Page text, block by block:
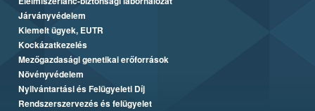
Járványvédelem
Kiemelt ügyek, EUTR
Kockázatkezelés
Mezőgazdasági genetikai erőforrások
Növényvédelem
Nyilvántartási és Felügyeleti Díj
Rendszerszervezés és felügyelet